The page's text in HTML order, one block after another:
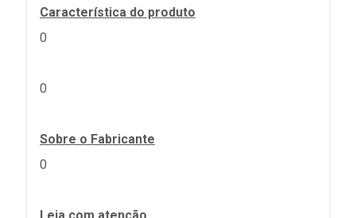
Característica do produto
0
0
Sobre o Fabricante
0